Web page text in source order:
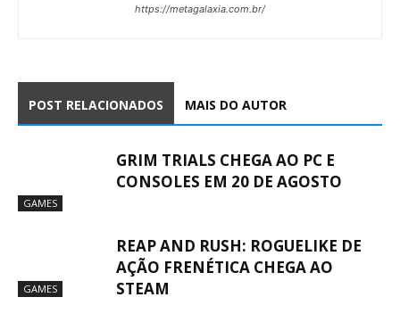
https://metagalaxia.com.br/
POST RELACIONADOS MAIS DO AUTOR
GAMES
GRIM TRIALS CHEGA AO PC E
CONSOLES EM 20 DE AGOSTO
GAMES
REAP AND RUSH: ROGUELIKE DE
AÇÃO FRENÉTICA CHEGA AO
STEAM